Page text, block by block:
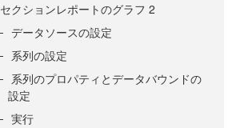
セクションレポートのグラフ 2
データソースの設定
系列の設定
系列のプロパティとデータバウンドの
設定
実行